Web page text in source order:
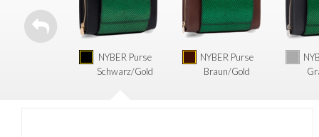
NYBER Purse
Schwarz/Gold
NYBER Purse
Braun/Gold